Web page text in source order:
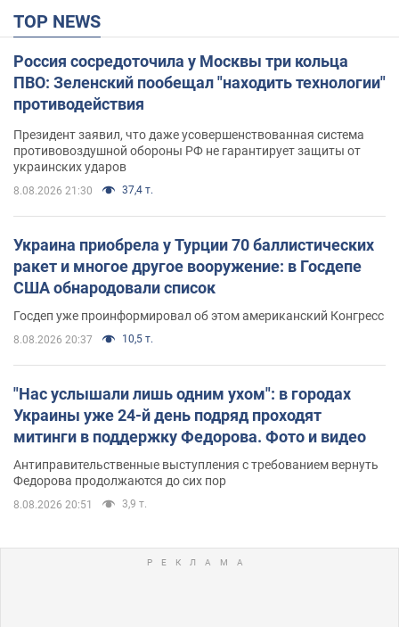
TOP NEWS
Россия сосредоточила у Москвы три кольца
ПВО: Зеленский пообещал "находить технологии"
противодействия
Президент заявил, что даже усовершенствованная система
противовоздушной обороны РФ не гарантирует защиты от
украинских ударов
8.08.2026 21:30 37,4 т.
Украина приобрела у Турции 70 баллистических
ракет и многое другое вооружение: в Госдепе
США обнародовали список
Госдеп уже проинформировал об этом американский Конгресс
8.08.2026 20:37 10,5 т.
"Нас услышали лишь одним ухом": в городах
Украины уже 24-й день подряд проходят
митинги в поддержку Федорова. Фото и видео
Антиправительственные выступления с требованием вернуть
Федорова продолжаются до сих пор
8.08.2026 20:51 3,9 т.